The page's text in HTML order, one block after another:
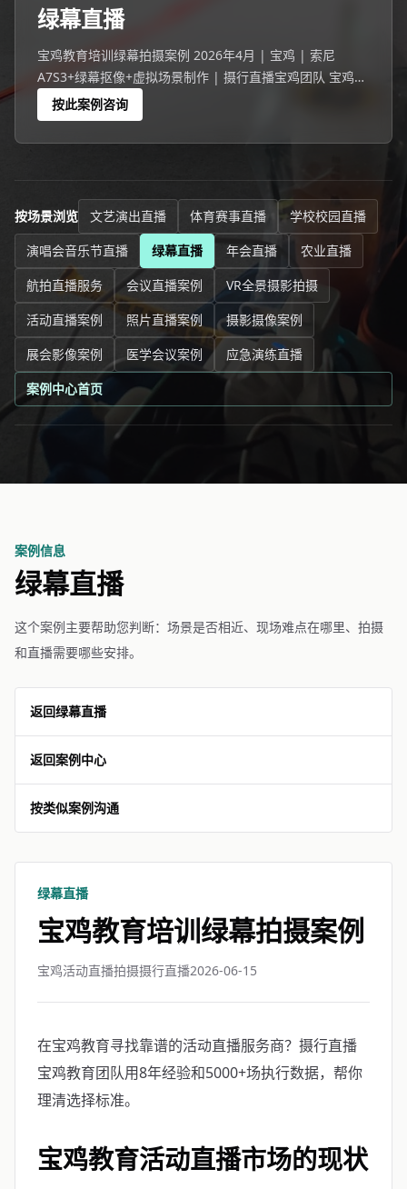
绿幕直播
宝鸡教育培训绿幕拍摄案例 2026年4月 | 宝鸡 | 索尼
A7S3+绿幕抠像+虚拟场景制作 | 摄行直播宝鸡团队 宝鸡一
家企业选择绿幕直播代替传统实景直播。
按此案例咨询
按场景浏览 文艺演出直播 体育赛事直播
学校校园直播
演唱会音乐节直播
绿幕直播 年会直播
农业直播
航拍直播服务
会议直播案例
VR全景摄影拍摄
活动直播案例
照片直播案例
摄影摄像案例
展会影像案例
医学会议案例
应急演练直播
案例中心首页
案例信息
绿幕直播
这个案例主要帮助您判断：场景是否相近、现场难点在哪里、拍摄
和直播需要哪些安排。
返回绿幕直播
返回案例中心
按类似案例沟通
绿幕直播
宝鸡教育培训绿幕拍摄案例
宝鸡活动直播拍摄摄行直播2026-06-15
在宝鸡教育寻找靠谱的活动直播服务商？摄行直播
宝鸡教育团队用8年经验和5000+场执行数据，帮你
理清选择标准。
宝鸡教育活动直播市场的现状